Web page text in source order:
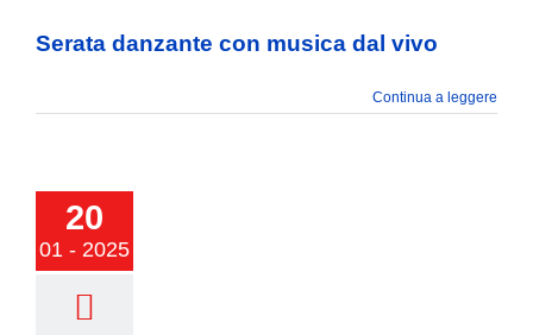
Serata danzante con musica dal vivo
Continua a leggere
20
01 - 2025
canzoni di